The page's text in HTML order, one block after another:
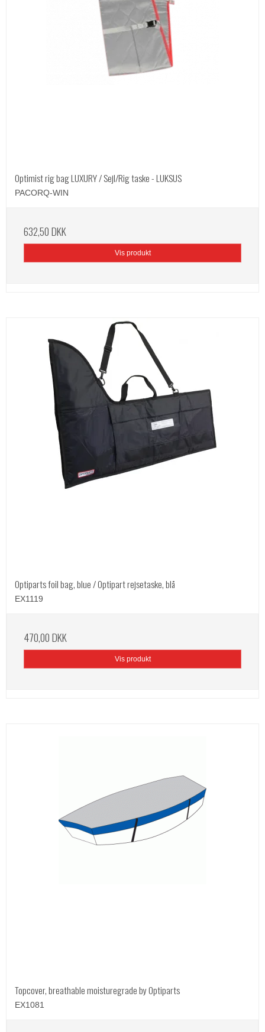
Optimist rig bag LUXURY / Sejl/Rig taske - LUKSUS
PACORQ-WIN
632,50 DKK
Vis produkt
Optiparts foil bag, blue / Optipart rejsetaske, blå
EX1119
470,00 DKK
Vis produkt
Topcover, breathable moisturegrade by Optiparts
EX1081